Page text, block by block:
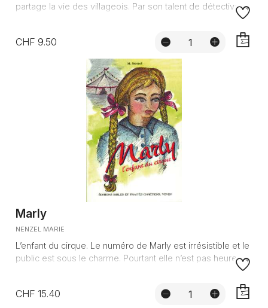
partage la vie des villageois. Par son talent de détective, ...
CHF 9.50
Marly
NENZEL MARIE
L’enfant du cirque. Le numéro de Marly est irrésistible et le
public est sous le charme. Pourtant elle n’est pas heureu...
CHF 15.40